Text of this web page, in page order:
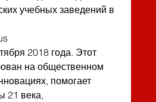
учебных заведений в
2018 года. Этот
на общественном
помогает
21 века,